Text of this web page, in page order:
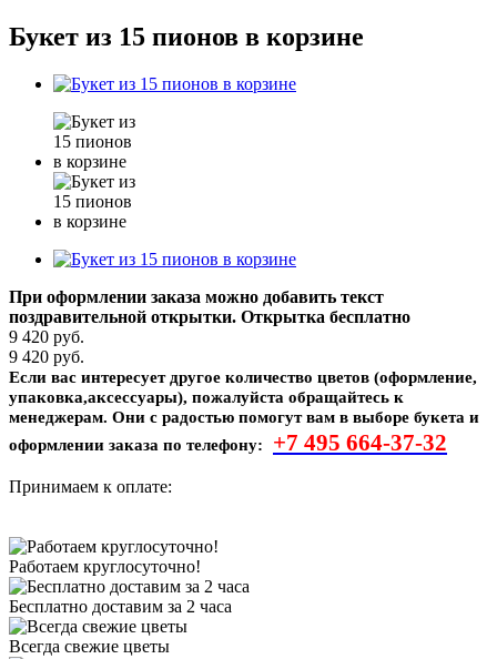
Букет из 15 пионов в корзине
При оформлении заказа можно добавить текст
поздравительной открытки. Открытка бесплатно
9 420 руб.
9 420 руб.
Если вас интересует другое количество цветов (оформление,
упаковка,аксессуары), пожалуйста обращайтесь к
менеджерам. Они с радостью помогут вам в выборе букета и
оформлении заказа по телефону:
+7 495 664-37-32
Принимаем к оплате:
Работаем круглосуточно!
Бесплатно доставим за 2 часа
Всегда свежие цветы